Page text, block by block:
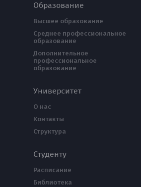
Образование
Высшее образование
Среднее профессиональное
образование
Дополнительное
профессиональное
образование
Университет
О нас
Контакты
Структура
Студенту
Расписание
Библиотека